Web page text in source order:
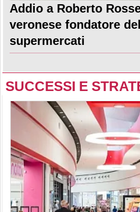
Addio a Roberto
veronese fondatore
supermercati
SUCCESSI E